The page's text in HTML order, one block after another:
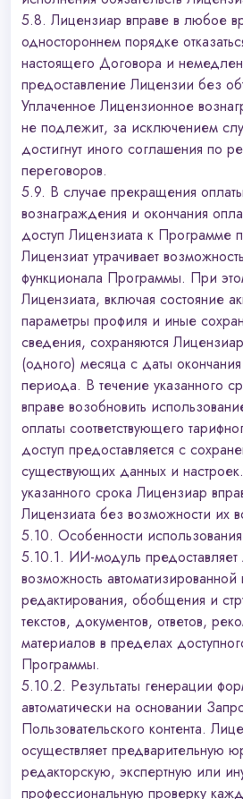
5.8. Лицензиар вправе в любое
одностороннем порядке
настоящего Договора и
предоставление Лицензии без
Уплаченное Лицензионное
не подлежит, за исключением
достигнут иного соглашения по
переговоров.
5.9. В случае прекращения
вознаграждения и окончания
доступ Лицензиата к Программе
Лицензиат утрачивает
функционала Программы. При
Лицензиата, включая состояние
параметры профиля и иные
сведения, сохраняются
(одного) месяца с даты
периода. В течение указанного
вправе возобновить
оплаты соответствующего
доступ предоставляется с
существующих данных и
указанного срока Лицензиар
Лицензиата без возможности их
5.10. Особенности
5.10.1. ИИ-модуль предоставляет
возможность
редактирования, обобщения и
текстов, документов, ответов,
материалов в пределах
Программы.
5.10.2. Результаты генерации
автоматически на основании
Пользовательского контента.
осуществляет предварительную
редакторскую, экспертную или
профессиональную проверку